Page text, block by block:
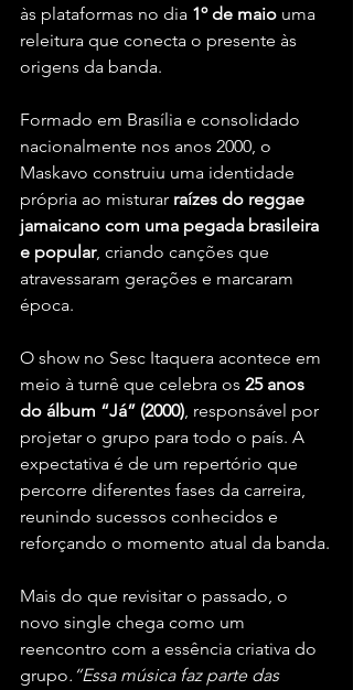
às plataformas no dia 1º de maio uma
releitura que conecta o presente às
origens da banda.
Formado em Brasília e consolidado
nacionalmente nos anos 2000, o
Maskavo construiu uma identidade
própria ao misturar raízes do reggae
jamaicano com uma pegada brasileira
e popular, criando canções que
atravessaram gerações e marcaram
época.
O show no Sesc Itaquera acontece em
meio à turnê que celebra os 25 anos
do álbum “Já” (2000), responsável por
projetar o grupo para todo o país. A
expectativa é de um repertório que
percorre diferentes fases da carreira,
reunindo sucessos conhecidos e
reforçando o momento atual da banda.
Mais do que revisitar o passado, o
novo single chega como um
reencontro com a essência criativa do
grupo.“Essa música faz parte das